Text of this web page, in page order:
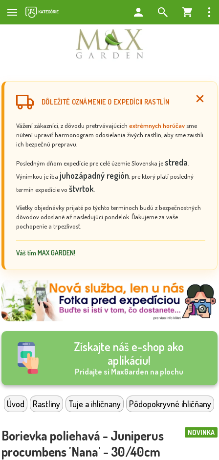
DÔLEŽITÉ OZNÁMENIE O EXPEDÍCII RASTLÍN
Vážení zákazníci, z dôvodu pretrvávajúcich extrémnych horúčav sme
nútení upraviť harmonogram odosielania živých rastlín, aby sme zaistili
ich bezpečnú prepravu.
Posledným dňom expedície pre celé územie Slovenska jestreda
Výnimkou je iba juhozápadný región , pre ktorý platí posledný
termín expedície vo štvrtok
Všetky objednávky prijaté po týchto termínoch budú z bezpečnostných
dôvodov odoslané až nasledujúci pondelok. Ďakujeme za vaše
pochopenie a trpezlivosť.
Váš tím MAX GARDEN!
Získajte náš e-shop ako
aplikáciu!
Pridajte si MaxGarden na plochu
Úvod Rastliny Tuje a ihličnany Pôdopokryvné ihličňany
NOVINKA
Borievka poliehavá - Juniperus
procumbens 'Nana' - 30/40cm